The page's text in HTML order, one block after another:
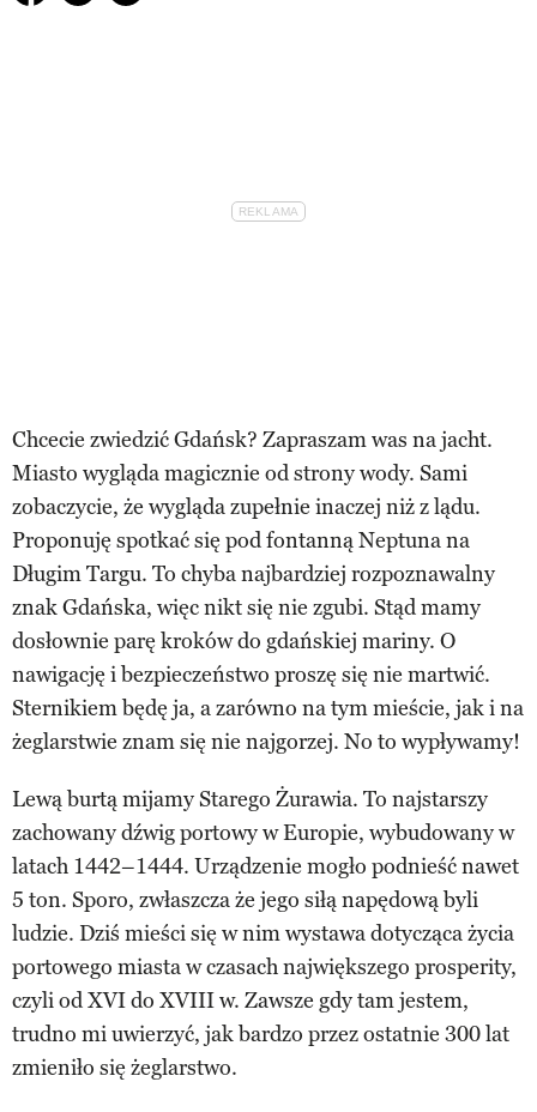
Chcecie zwiedzić Gdańsk? Zapraszam was na jacht.
Miasto wygląda magicznie od strony wody. Sami
zobaczycie, że wygląda zupełnie inaczej niż z lądu.
Proponuję spotkać się pod fontanną Neptuna na
Długim Targu. To chyba najbardziej rozpoznawalny
znak Gdańska, więc nikt się nie zgubi. Stąd mamy
dosłownie parę kroków do gdańskiej mariny. O
nawigację i bezpieczeństwo proszę się nie martwić.
Sternikiem będę ja, a zarówno na tym mieście, jak i na
żeglarstwie znam się nie najgorzej. No to wypływamy!
Lewą burtą mijamy Starego Żurawia. To najstarszy
zachowany dźwig portowy w Europie, wybudowany w
latach 1442–1444. Urządzenie mogło podnieść nawet
5 ton. Sporo, zwłaszcza że jego siłą napędową byli
ludzie. Dziś mieści się w nim wystawa dotycząca życia
portowego miasta w czasach największego prosperity,
czyli od XVI do XVIII w. Zawsze gdy tam jestem,
trudno mi uwierzyć, jak bardzo przez ostatnie 300 lat
zmieniło się żeglarstwo.